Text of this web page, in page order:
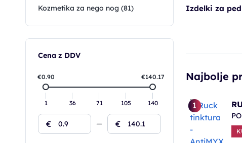
Kozmetika za nego nog (81)
Cena z DDV
€0.90 €140.17
1 36 71 105 140
€ €
Izdelki za
Najbolje
1